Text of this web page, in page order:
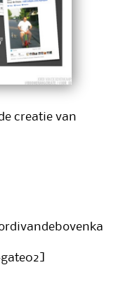
creatie van